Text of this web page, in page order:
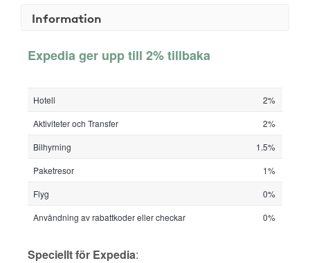
Information
Expedia ger upp till 2% tillbaka
Hotell
2%
Aktiviteter och Transfer
2%
Bilhyrning
1.5%
Paketresor
1%
Flyg
0%
Användning av rabattkoder eller checkar
0%
Speciellt för Expedia: